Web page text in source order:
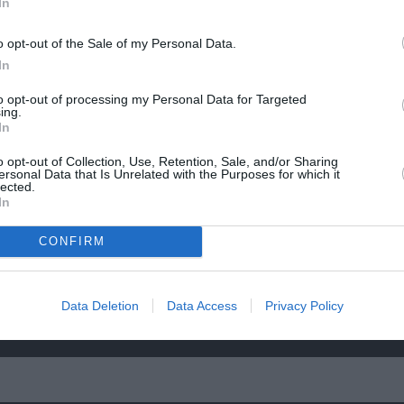
opt-out of the Sale of my Personal Data.
opt-out of processing my Personal Data for Targeted
opt-out of Collection, Use, Retention, Sale, and/or Sharing
Data that Is Unrelated with the Purposes for which it
CONFIRM
Data Deletion Data Access Privacy Policy
Η Σιγκαπούρη απαγορεύει την είσοδο σε